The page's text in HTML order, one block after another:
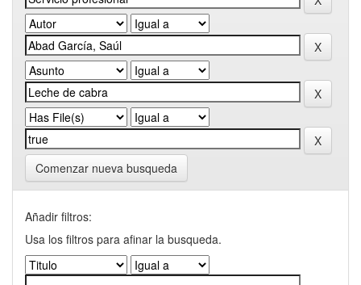
Comenzar nueva busqueda
Añadir filtros:
Usa los filtros para afinar la busqueda.